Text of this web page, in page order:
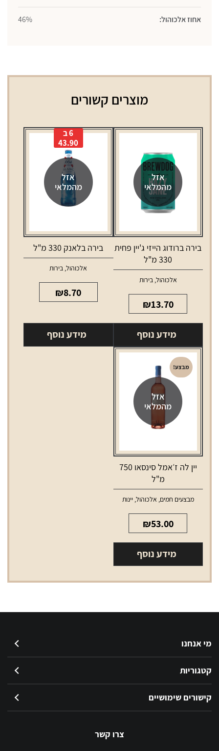
אחוז אלכוהול: 46%
מוצרים קשורים
אזל
מהמלאי
בירה ברודוג הייזי ג'יין פחית
330 מ"ל
אלכוהול,בירות
₪13.70
מידע נוסף
אזל
מהמלאי
6 ב
43.90
בירה בלאנק 330 מ"ל
אלכוהול, בירות
₪8.70
מידע נוסף
אזל
מהמלאי
מבצע!
יין לה ז׳אמל סינסאו 750
מ"ל
מבצעים חמים, אלכוהול,יינות
₪53.00
מידע נוסף
מי אנחנו
קטגוריות
קישורים שימושיים
צרו קשר